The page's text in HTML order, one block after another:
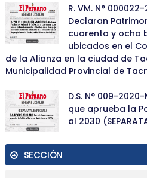
R. VM. N°
Declaran
cuarenta y ocho
ubicados en el
de la Alianza en la ciudad de
Municipalidad Provincial de
D.S. N° 009-
que aprueba la
al 2030
SECCIÓN